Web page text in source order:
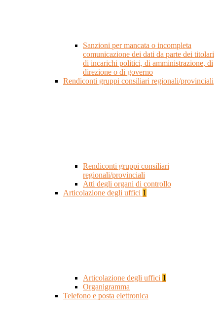
Sanzioni per mancata o incompleta
comunicazione dei dati da parte dei titolari
di incarichi politici, di amministrazione, di
direzione o di governo
Rendiconti gruppi consiliari regionali/provinciali
Rendiconti gruppi consiliari
regionali/provinciali
Atti degli organi di controllo
Articolazione degli uffici 1
Articolazione degli uffici 1
Organigramma
Telefono e posta elettronica